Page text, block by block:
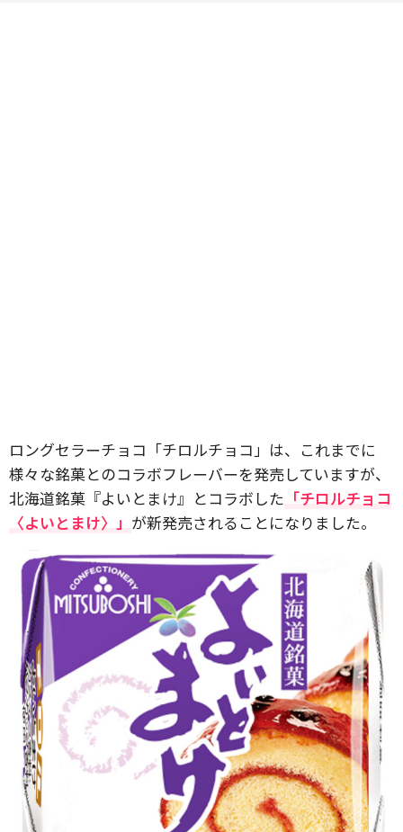
ロングセラーチョコ「チロルチョコ」は、これまでに
様々な銘菓とのコラボフレーバーを発売していますが、
北海道銘菓『よいとまけ』とコラボした 「チロルチョコ
〈よいとまけ〉」 が新発売されることになりました。